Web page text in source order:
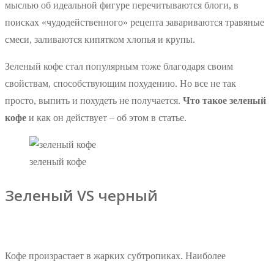
мыслью об идеальной фигуре перечитываются блоги, в
поисках «чудодейственного» рецепта завариваются травяные
смеси, заливаются кипятком хлопья и крупы.
Зеленый кофе стал популярным тоже благодаря своим
свойствам, способствующим похудению. Но все не так
просто, выпить и похудеть не получается. Что такое зеленый
кофе и как он действует – об этом в статье.
зеленый кофе
Зеленый VS черный
Кофе произрастает в жарких субтропиках. Наиболее